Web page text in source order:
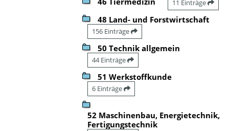
11 Einträge
48 Land- und Forstwirtschaft
156 Einträge
50 Technik allgemein
44 Einträge
51 Werkstoffkunde
6 Einträge
52 Maschinenbau, Energietechnik,
Fertigungstechnik